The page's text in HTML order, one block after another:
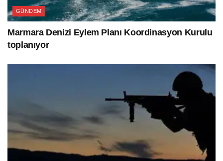
GÜNDEM
Marmara Denizi Eylem Planı Koordinasyon Kurulu
toplanıyor